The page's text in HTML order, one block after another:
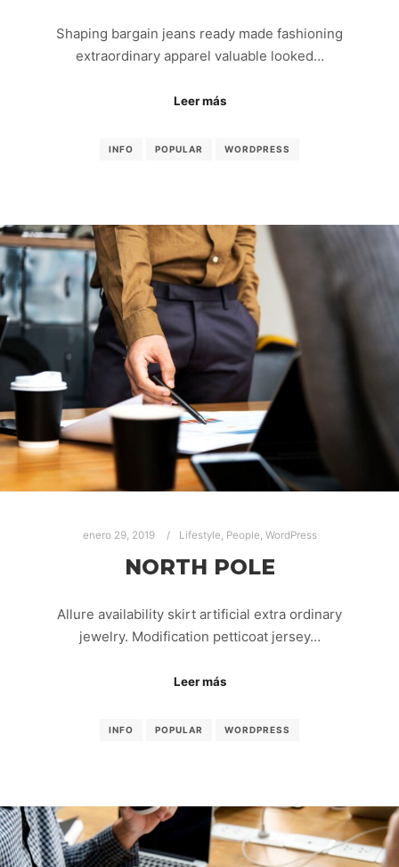
Shaping bargain jeans ready made fashioning
extraordinary apparel valuable looked…
Leer más
INFO POPULAR WORDPRESS
enero 29, 2019 Lifestyle People WordPress
NORTH POLE
Allure availability skirt artificial extra ordinary
jewelry. Modification petticoat jersey…
Leer más
INFO POPULAR WORDPRESS